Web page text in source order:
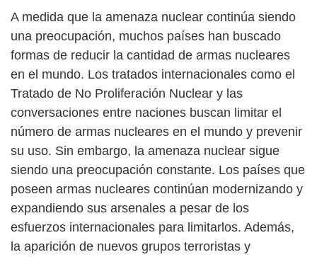
A medida que la amenaza nuclear continúa siendo
una preocupación, muchos países han buscado
formas de reducir la cantidad de armas nucleares
en el mundo. Los tratados internacionales como el
Tratado de No Proliferación Nuclear y las
conversaciones entre naciones buscan limitar el
número de armas nucleares en el mundo y prevenir
su uso. Sin embargo, la amenaza nuclear sigue
siendo una preocupación constante. Los países que
poseen armas nucleares continúan modernizando y
expandiendo sus arsenales a pesar de los
esfuerzos internacionales para limitarlos. Además,
la aparición de nuevos grupos terroristas y